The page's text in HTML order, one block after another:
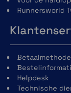
overlap heeft.
3. Verwijder
Runnersworld
Helpdesk
Technische